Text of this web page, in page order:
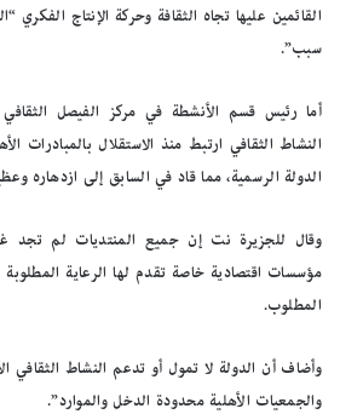
القائمين عليها تجاه الثقافة وحركة الإنتاج
سبب”.
أما رئيس قسم الأنشطة في مركز الفيصل
النشاط الثقافي ارتبط منذ الاستقلال بالمبادرات
الدولة الرسمية، مما قاد في السابق إلى ازدهاره
وقال للجزيرة نت إن جميع المنتديات لم تجد
مؤسسات اقتصادية خاصة تقدم لها الرعاية المطلوبة
المطلوب.
وأضاف أن الدولة لا تمول أو تدعم النشاط الثقافي
والجمعيات الأهلية محدودة الدخل والموارد”.